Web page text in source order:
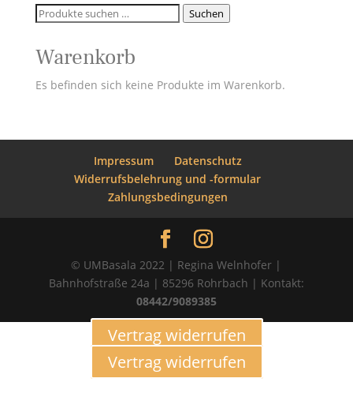
Suchen
Suchen
Warenkorb
Es befinden sich keine Produkte im Warenkorb.
Impressum
Datenschutz
Widerrufsbelehrung und -formular
Zahlungsbedingungen
© UMBasala 2022 | Regina Welnhofer |
Bahnhofstraße 24a | 85296 Rohrbach | Kontakt:
08442/9089385
Vertrag widerrufen
Vertrag widerrufen